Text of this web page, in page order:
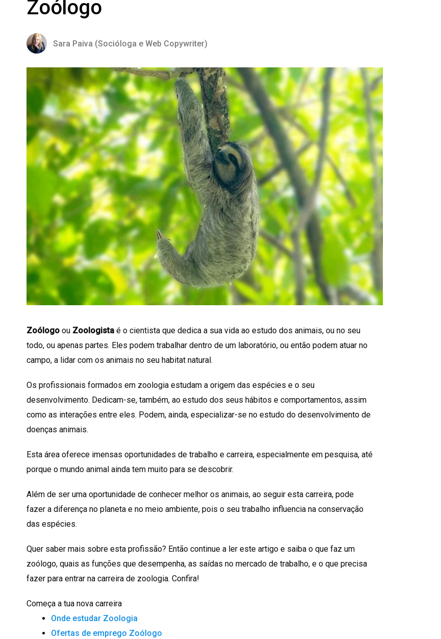
Zoólogo
Sara Paiva (Socióloga e Web Copywriter)
Zoólogo ou Zoologista é o cientista que dedica a sua vida ao estudo dos animais, ou no seu
todo, ou apenas partes. Eles podem trabalhar dentro de um laboratório, ou então podem atuar no
campo, a lidar com os animais no seu habitat natural.
Os profissionais formados em zoologia estudam a origem das espécies e o seu
desenvolvimento. Dedicam-se, também, ao estudo dos seus hábitos e comportamentos, assim
como as interações entre eles. Podem, ainda, especializar-se no estudo do desenvolvimento de
doenças animais.
Esta área oferece imensas oportunidades de trabalho e carreira, especialmente em pesquisa, até
porque o mundo animal ainda tem muito para se descobrir.
Além de ser uma oportunidade de conhecer melhor os animais, ao seguir esta carreira, pode
fazer a diferença no planeta e no meio ambiente, pois o seu trabalho influencia na conservação
das espécies.
Quer saber mais sobre esta profissão? Então continue a ler este artigo e saiba o que faz um
zoólogo, quais as funções que desempenha, as saídas no mercado de trabalho, e o que precisa
fazer para entrar na carreira de zoologia. Confira!
Começa a tua nova carreira
Onde estudar Zoologia
Ofertas de emprego Zoólogo